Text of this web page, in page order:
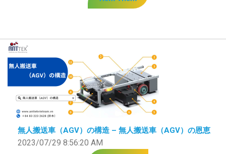
無人搬送車（AGV）の構造 – 無人搬送車（AGV）の恩恵
2023/07/29 8:56:20 AM